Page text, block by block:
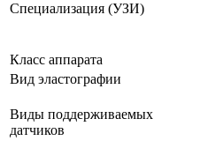
Специализация (УЗИ)
Класс аппарата
Вид эластографии
Виды поддерживаемых
датчиков